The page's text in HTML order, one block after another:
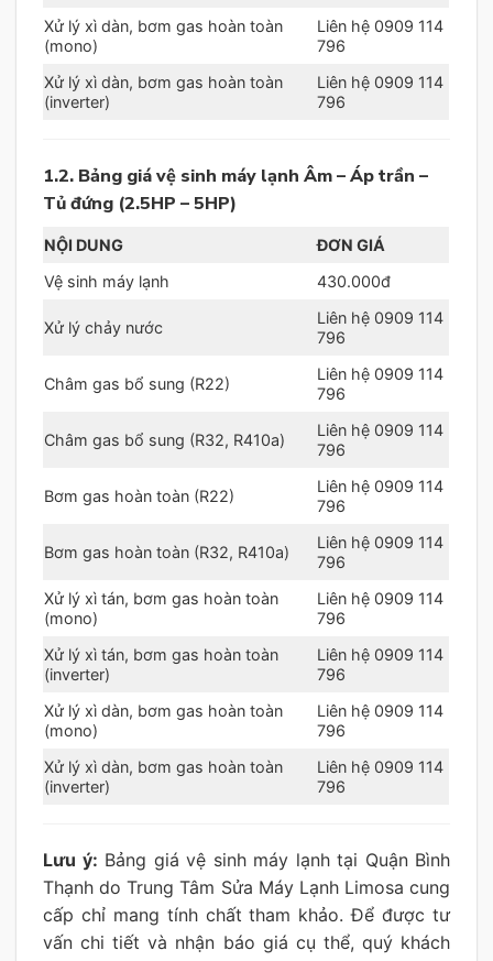
Xử lý xì dàn, bơm gas hoàn toàn
(mono)
Liên hệ 0909 114
796
Xử lý xì dàn, bơm gas hoàn toàn
(inverter)
Liên hệ 0909 114
796
1.2. Bảng giá vệ sinh máy lạnh Âm – Áp trần –
Tủ đứng (2.5HP – 5HP)
NỘI DUNG
ĐƠN GIÁ
Vệ sinh máy lạnh
430.000đ
Xử lý chảy nước
Liên hệ 0909 114
796
Châm gas bổ sung (R22)
Liên hệ 0909 114
796
Châm gas bổ sung (R32, R410a)
Liên hệ 0909 114
796
Bơm gas hoàn toàn (R22)
Liên hệ 0909 114
796
Bơm gas hoàn toàn (R32, R410a)
Liên hệ 0909 114
796
Xử lý xì tán, bơm gas hoàn toàn
(mono)
Liên hệ 0909 114
796
Xử lý xì tán, bơm gas hoàn toàn
(inverter)
Liên hệ 0909 114
796
Xử lý xì dàn, bơm gas hoàn toàn
(mono)
Liên hệ 0909 114
796
Xử lý xì dàn, bơm gas hoàn toàn
(inverter)
Liên hệ 0909 114
796
Lưu ý: Bảng giá vệ sinh máy lạnh tại Quận Bình
Thạnh do Trung Tâm Sửa Máy Lạnh Limosa cung
cấp chỉ mang tính chất tham khảo. Để được tư
vấn chi tiết và nhận báo giá cụ thể, quý khách